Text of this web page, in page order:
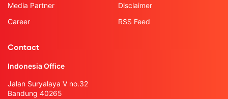
Media Partner
Career
Disclaimer
RSS Feed
Contact
Indonesia Office
Jalan Suryalaya V no.32
Bandung 40265